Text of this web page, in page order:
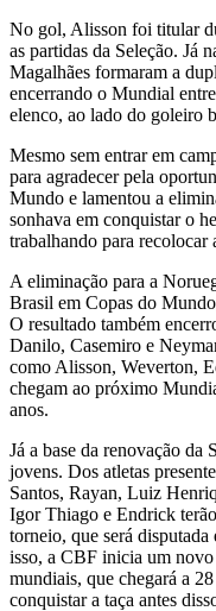
No gol, Alisson foi titular
as partidas da Seleção. Já
Magalhães formaram a
encerrando o Mundial
elenco, ao lado do goleiro
Mesmo sem entrar em
para agradecer pela
Mundo e lamentou a
sonhava em conquistar o
trabalhando para
A eliminação para a
Brasil em Copas do
O resultado também
Danilo, Casemiro e
como Alisson, Weverton,
chegam ao próximo
anos.
Já a base da renovação da
jovens. Dos atletas
Santos, Rayan, Luiz
Igor Thiago e Endrick
torneio, que será
isso, a CBF inicia um
mundiais, que chegará a
conquistar a taça antes